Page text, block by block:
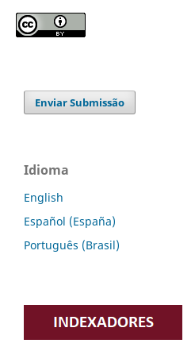
Enviar Submissão
Idioma
English
Español (España)
Português (Brasil)